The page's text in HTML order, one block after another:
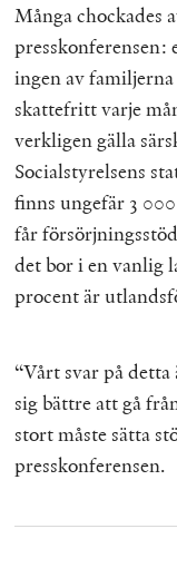
Många chockades
presskonferensen:
ingen av
skattefritt varje
verkligen gälla
Socialstyrelsens
finns ungefär 3
får
det bor i en vanlig
procent är
“Vårt svar på
sig bättre att gå
stort måste sätta
presskonferensen.